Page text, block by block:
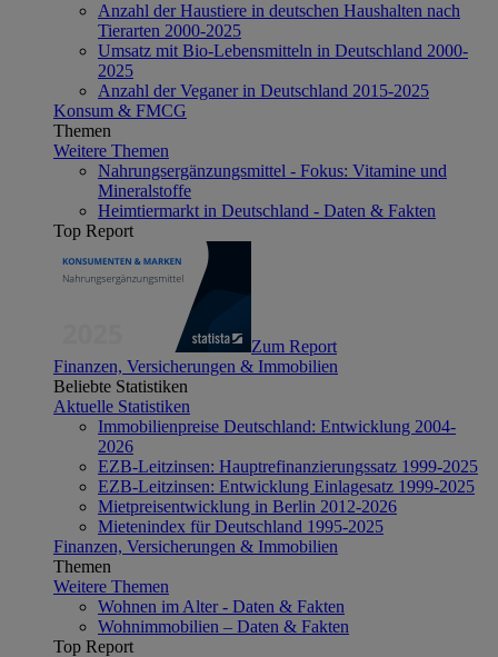
Anzahl der Haustiere in deutschen Haushalten nach
Tierarten 2000-2025
Umsatz mit Bio-Lebensmitteln in Deutschland 2000-
2025
Anzahl der Veganer in Deutschland 2015-2025
Konsum & FMCG
Themen
Weitere Themen
Nahrungsergänzungsmittel - Fokus: Vitamine und
Mineralstoffe
Heimtiermarkt in Deutschland - Daten & Fakten
Top Report
Zum Report
Finanzen, Versicherungen & Immobilien
Beliebte Statistiken
Aktuelle Statistiken
Immobilienpreise Deutschland: Entwicklung 2004-
2026
EZB-Leitzinsen: Hauptrefinanzierungssatz 1999-2025
EZB-Leitzinsen: Entwicklung Einlagesatz 1999-2025
Mietpreisentwicklung in Berlin 2012-2026
Mietenindex für Deutschland 1995-2025
Finanzen, Versicherungen & Immobilien
Themen
Weitere Themen
Wohnen im Alter - Daten & Fakten
Wohnimmobilien – Daten & Fakten
Top Report